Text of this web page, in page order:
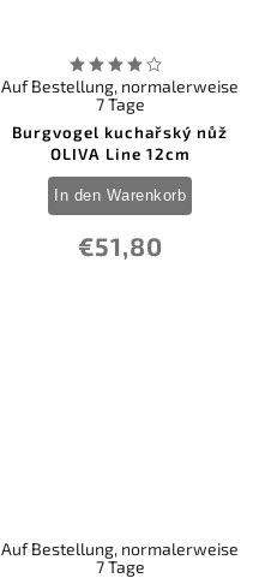
Burgvogel kuchařský nůž
OLIVA Line 12cm
Auf Bestellung, normalerweise
7 Tage
€51,80
In den Warenkorb
Auf Bestellung, normalerweise
7 Tage